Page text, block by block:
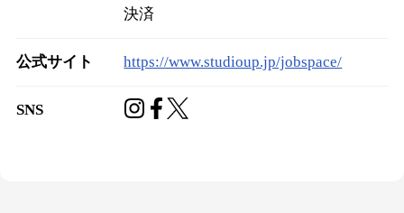
決済
公式サイト https://www.studioup.jp/jobspace/
SNS